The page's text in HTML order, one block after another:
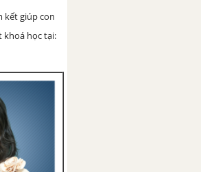
kết giúp con
khoá học tại: